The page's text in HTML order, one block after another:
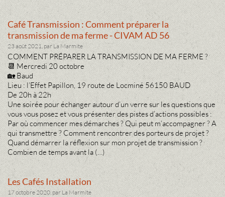
Café Transmission : Comment préparer la
transmission de ma ferme - CIVAM AD 56
23 août 2021, par La Marmite
COMMENT PRÉPARER LA TRANSMISSION DE MA FERME ?
📆 Mercredi 20 octobre
🏡 Baud
Lieu : l’Effet Papillon, 19 route de Locminé 56150 BAUD
De 20h à 22h
Une soirée pour échanger autour d’un verre sur les questions que
vous vous posez et vous présenter des pistes d’actions possibles :
Par où commencer mes démarches ? Qui peut m’accompagner ? A
qui transmettre ? Comment rencontrer des porteurs de projet ?
Quand démarrer la réflexion sur mon projet de transmission ?
Combien de temps avant la (…)
Les Cafés Installation
17 octobre 2020, par La Marmite